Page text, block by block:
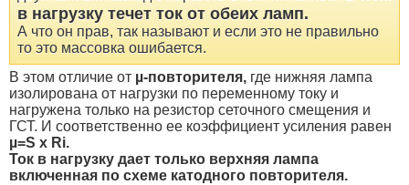
в нагрузку течет ток от обеих ламп.
А что он прав, так называют и если это не правильно
то это массовка ошибается.
В этом отличие от µ-повторителя, где нижняя лампа
изолирована от нагрузки по переменному току и
нагружена только на резистор сеточного смещения и
ГСТ. И соответственно ее коэффициент усиления равен
µ=S x Ri.
Ток в нагрузку дает только верхняя лампа
включенная по схеме катодного повторителя.